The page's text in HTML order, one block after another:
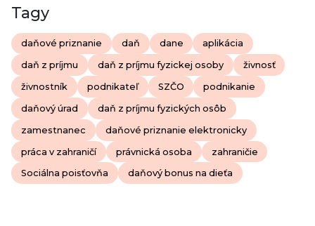
Tagy
daňové priznanie daň dane aplikácia
daň z príjmu daň z príjmu fyzickej osoby živnosť
živnostník podnikateľ SZČO podnikanie
daňový úrad daň z príjmu fyzických osôb
zamestnanec daňové priznanie elektronicky
práca v zahraničí právnická osoba zahraničie
Sociálna poisťovňa daňový bonus na dieťa